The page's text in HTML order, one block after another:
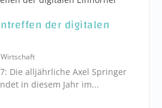
der digitalen
Die alljährliche Axel Springer
in diesem Jahr im...